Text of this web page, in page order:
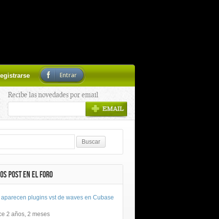
Entrar
Recibe las novedades por email
POST EN EL FORO
aparecen plugins vst de waves en Cubase
2 años, 2 meses